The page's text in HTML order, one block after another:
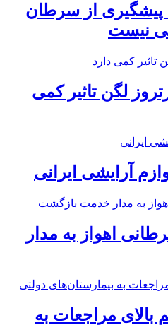
پیشگیری از سرطان
نیست
لگن تاثیر کمی
آرایشی ایرانی
اهواز به مدار
مراجعات به